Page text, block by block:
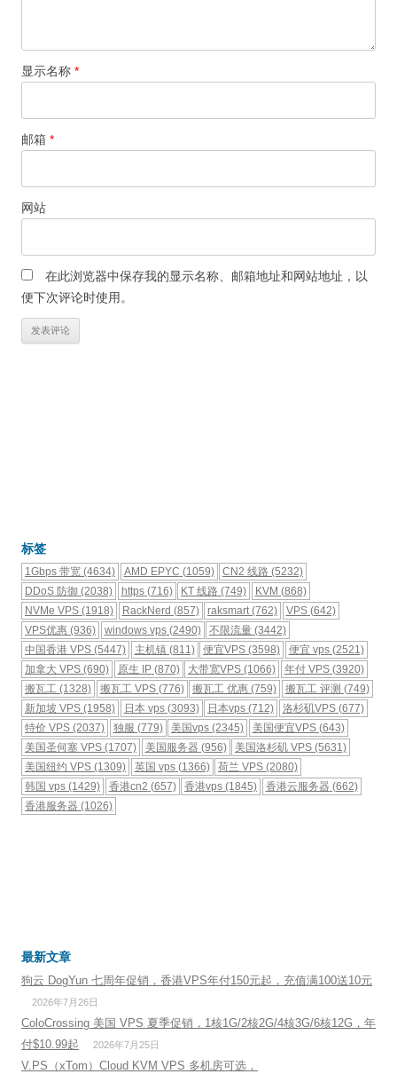
显示名称 *
邮箱 *
网站
在此浏览器中保存我的显示名称、邮箱地址和网站地址，以
便下次评论时使用。
标签
1Gbps 带宽 (4634) AMD EPYC (1059) CN2 线路 (5232)
DDoS 防御 (2038) https(716) KT 线路 (749) KVM (868)
NVMe VPS (1918) RackNerd (857) raksmart(762) VPS(642)
VPS优惠 (936) windows vps(2490) 不限流量 (3442)
中国香港 VPS (5447) 主机镇(811) 便宜VPS (3598) 便宜 vps(2521)
加拿大 VPS (690) 原生 IP(870) 大带宽VPS (1066) 年付 VPS(3920)
搬瓦工 (1328) 搬瓦工 VPS(776) 搬瓦工 优惠 (759) 搬瓦工 评测 (749)
新加坡 VPS (1958) 日本 vps(3093) 日本vps (712) 洛杉矶VPS(677)
特价 VPS (2037) 独服 (779) 美国vps (2345) 美国便宜VPS(643)
美国圣何塞 VPS (1707) 美国服务器 (956) 美国洛杉矶 VPS (5631)
美国纽约 VPS (1309) 英国 vps(1366) 荷兰 VPS (2080)
韩国 vps (1429) 香港cn2 (657) 香港vps (1845) 香港云服务器 (662)
香港服务器 (1026)
最新文章
狗云 DogYun 七周年促销，香港VPS年付150元起，充值满100送10元
2026年7月26日
ColoCrossing 美国 VPS 夏季促销，1核1G/2核2G/4核3G/6核12G，年
付$10.99起
2026年7月25日
V.PS（xTom）Cloud KVM VPS 多机房可选，